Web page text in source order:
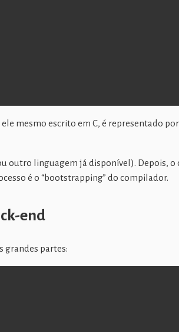
mesmo escrito em C, é representado por
outro linguagem já disponível). Depois, o
é o “bootstrapping” do compilador.
end
grandes partes: